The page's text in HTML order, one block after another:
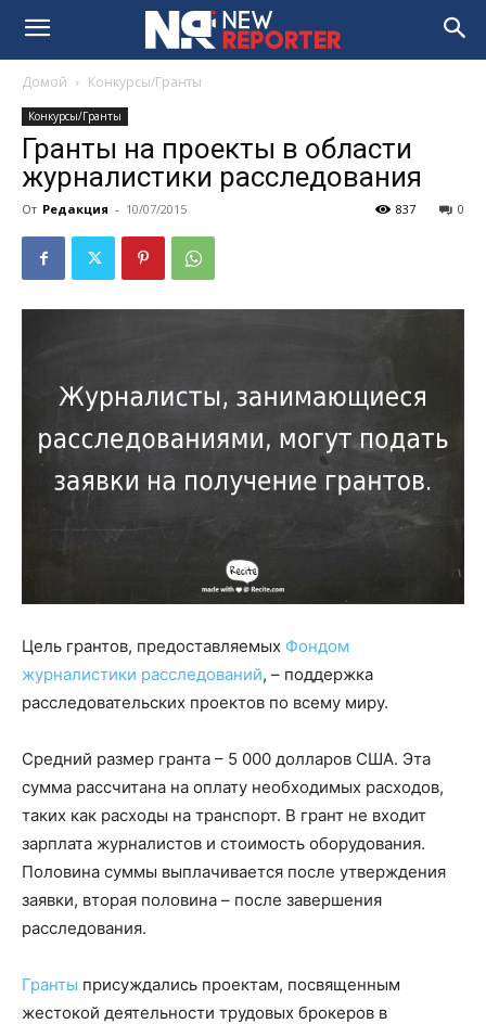
Домой Конкурсы/Гранты
Конкурсы/Гранты
Гранты на проекты в области
журналистики расследования
От Редакция - 10/07/2015 0
837
Цель грантов, предоставляемых Фондом
журналистики расследований, – поддержка
расследовательских проектов по всему миру.
Средний размер гранта – 5 000 долларов США. Эта
сумма рассчитана на оплату необходимых расходов,
таких как расходы на транспорт. В грант не входит
зарплата журналистов и стоимость оборудования.
Половина суммы выплачивается после утверждения
заявки, вторая половина – после завершения
расследования.
Гранты присуждались проектам, посвященным
жестокой деятельности трудовых брокеров в